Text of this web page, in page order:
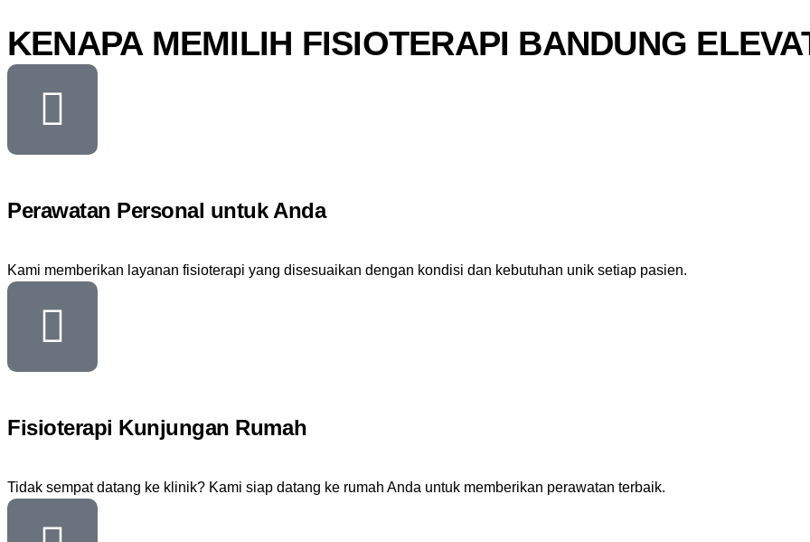
KENAPA MEMILIH FISIOTERAPI BANDUNG
Perawatan Personal untuk Anda
Kami memberikan layanan fisioterapi yang disesuaikan dengan kondisi dan kebutuhan unik setiap pasien.
Fisioterapi Kunjungan Rumah
Tidak sempat datang ke klinik? Kami siap datang ke rumah Anda untuk memberikan perawatan terbaik.